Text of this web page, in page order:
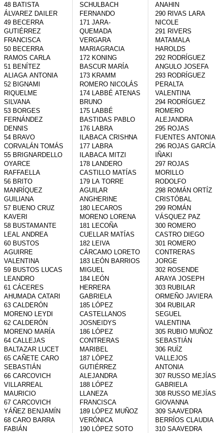
48 BATISTA
ÁLVAREZ DAILER
49 BECERRA
GUTIÉRREZ
FRANCISCA
50 BECERRA
RAMOS CARLA
51 BENÍTEZ
ALIAGA ANTONIA
52 BIGNAMI
RIQUELME
SILVANA
53 BORGES
FERNÁNDEZ
DENNIS
54 BRAVO
CORVALÁN TOMÁS
55 BRIGNARDELLO
OYARCE
RAFFAELLA
56 BRITO
MANRÍQUEZ
GUILIANA
57 BUENO CRUZ
KAVERI
58 BUSTAMANTE
LEAL ANDREA
60 BUSTOS
AGUIRRE
VALENTINA
59 BUSTOS LUCAS
LEANDRO
61 CÁCERES
AHUMADA CATARI
63 CALDERÓN
MORENO LEYDI
62 CALDERÓN
MORENO MARÍA
64 CALLEJAS
BALTAZAR LUCET
65 CAÑETE CARO
SEBASTIÁN
66 CARCOVICH
VILLARREAL
MAURICIO
67 CARCOVICH
YÁÑEZ BENJAMÍN
68 CARO BARRA
FABIÁN
SCHULBACH
FERNANDO
171 JARA-
QUEMADA
VERGARA
MARIAGRACIA
172 KONING
BASCUR MARÍA
173 KRAMM
ROMERO NICOLÁS
174 LABBÉ ATENAS
BRUNO
175 LABBÉ
BASTIDAS PABLO
176 LABRA
ILABACA CRISHNA
177 LABRA
ILABACA MITZI
178 LANDERO
CASTILLO MATÍAS
179 LA TORRE
AGUILAR
ANGHERINE
180 LECAROS
MORENO LORENA
181 LECOÑA
CUELLAR MATÍAS
182 LEIVA
CÁRCAMO LORETO
183 LEÓN BARRIOS
MIGUEL
184 LEÓN
HERRERA
GABRIELA
185 LÓPEZ
CASTELLANOS
JOSNEIDYS
186 LÓPEZ
CONTRERAS
MARIBEL
187 LÓPEZ
GUTIÉRREZ
ALEJANDRA
188 LÓPEZ
LLANEZA
FRANCISCA
189 LÓPEZ MUÑOZ
VERÓNICA
190 LÓPEZ SOTO
ANAHIN
290 RIVAS LARA
NICOLE
291 RIVERS
MATAMALA
HAROLDS
292 RODRÍGUEZ
ANGULO JOSEFA
293 RODRÍGUEZ
PERALTA
VALENTINA
294 RODRÍGUEZ
ROMERO
ALEJANDRA
295 ROJAS
FUENTES ANTONIA
296 ROJAS GARCÍA
IÑAKI
297 ROJAS
MORILLO
RODOLFO
298 ROMÁN ORTÍZ
CRISTÓBAL
299 ROMÁN
VÁSQUEZ PAZ
300 ROMERO
CASTRO DIEGO
301 ROMERO
CONTRERAS
JORGE
302 ROSENDE
ARAYA JOSEPH
303 RUBILAR
ORMEÑO JAVIERA
304 RUBILAR
SEGUEL
VALENTINA
305 RUBIO MUÑOZ
SEBASTIÁN
306 RUÍZ
VALLEJOS
ANTONIA
307 RUSSO MEJÍAS
GABRIELA
308 RUSSO MEJÍAS
GIOVANNA
309 SAAVEDRA
BERRÍOS CLAUDIA
310 SAAVEDRA